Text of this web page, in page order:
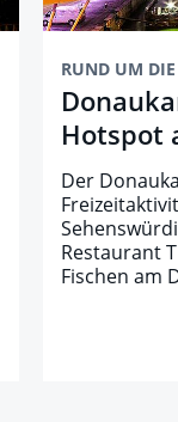
RUND UM
Hotspot
Der
Restaurant
Fischen am